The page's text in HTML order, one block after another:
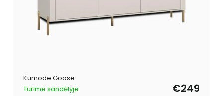
Kumode Goose
Turime sandėlyje
€249